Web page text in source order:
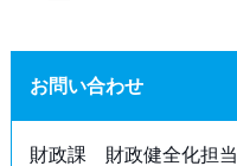
お問い合わせ
財政課 財政健全化担当